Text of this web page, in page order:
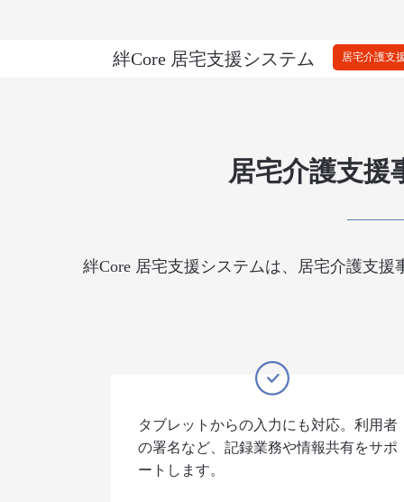
絆Core 居宅支援システム 居宅介護支
居宅介護支援
絆Core 居宅支援システムは、居宅介護支
タブレットからの入力にも対応。利用者
の署名など、記録業務や情報共有をサポ
ートします。